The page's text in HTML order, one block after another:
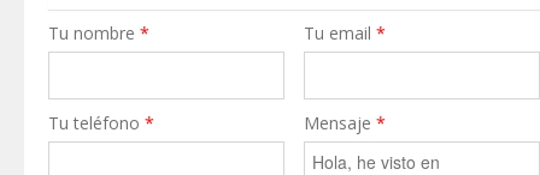
Tu nombre * Tu email*
Tu teléfono * Mensaje*